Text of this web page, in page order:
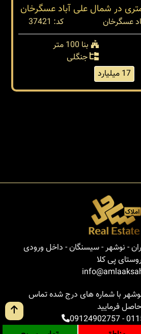
عسگرخان
کد: 37421
بنا 100 متر
جنگلی
17 میلیارد
- نوشهر - سیسنگان - داخل ورودی
پی کلا
با شماره های درج شده تماس
حاصل فرمایید
-
09124902757